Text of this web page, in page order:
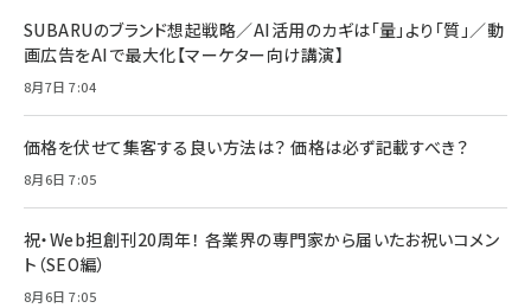
SUBARUのブランド想起戦略／AI活用のカギは「量」より「質」／動
画広告をAIで最大化【マーケター向け講演】
8月7日 7:04
価格を伏せて集客する良い方法は？ 価格は必ず記載すべき？
8月6日 7:05
祝・Web担創刊20周年！ 各業界の専門家から届いたお祝いコメン
ト（SEO編）
8月6日 7:05